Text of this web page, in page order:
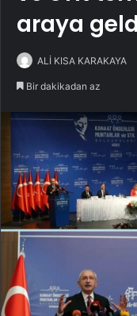
araya
ALİ KISA KARAKAYA
Bir dakikadan az